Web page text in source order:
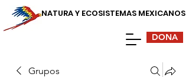
NATURA Y ECOSISTEMAS MEXICANOS
DONA
Grupos